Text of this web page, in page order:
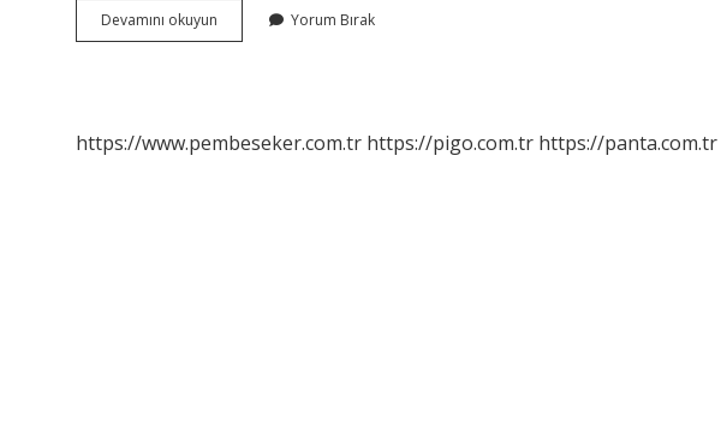
Devamını okuyun
Ve
Yorum Bırak
https://www.pembeseker.com.tr https://pigo.com.tr https://panta.com.tr